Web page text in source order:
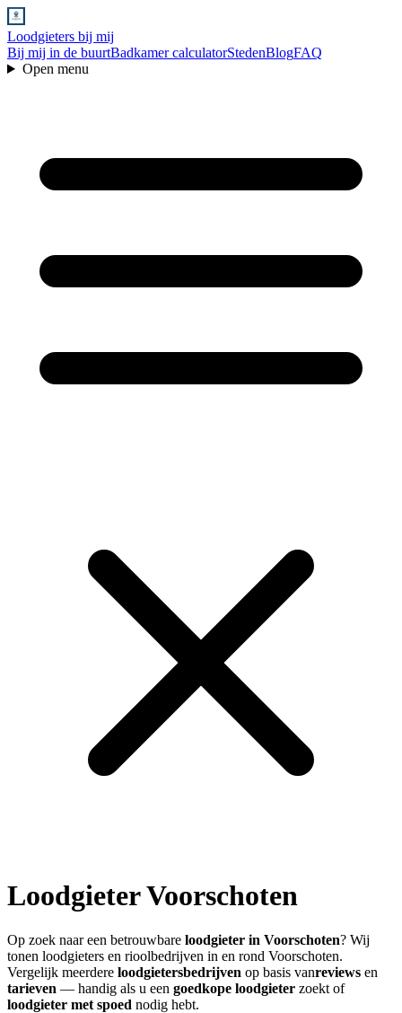
Loodgieters bij mij
Bij mij in de buurtBadkamer calculatorStedenBlogFAQ
Open menu
LoodgieterVoorschoten
Op zoek naar een betrouwbare loodgieter in Voorschoten? Wij
tonen loodgieters en rioolbedrijven in en rond Voorschoten.
Vergelijk meerdere loodgietersbedrijven op basis vanreviews en
tarieven — handig als u een goedkope loodgieter zoekt of
loodgieter met spoed nodig hebt.